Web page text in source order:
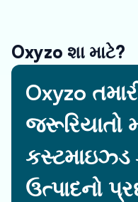
Oxyzo શા માટે?
Oxyzo
જરૂરિયાતો
કસ્ટમાઇઝ્ડ
ઉત્પાદનો